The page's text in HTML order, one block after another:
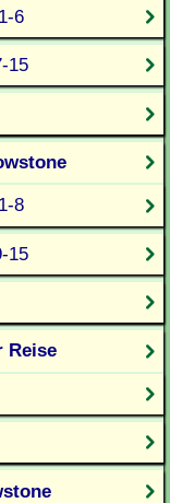
6
15
8
15
Reise